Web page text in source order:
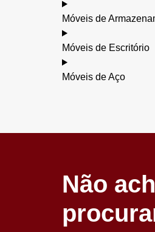
Móveis de
Móveis de Escritório
Móveis de Aço
Não